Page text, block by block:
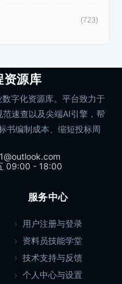
(723)
资源库
字化资源库。平台致力于
速查以及尖端AI引擎，帮
书编制成本、缩短投标周
09:00 - 18:00
服务中心
用户注册与登录
资料员技能学堂
技术支持与反馈
个人中心与设置